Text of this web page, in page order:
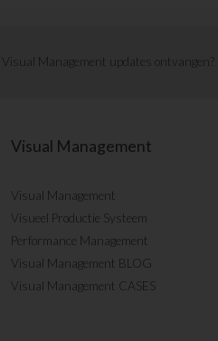
Visual Management updates ontvangen?
Visual Management
Visual Management
Visueel Productie Systeem
Performance Management
Visual Management BLOG
Visual Management CASES